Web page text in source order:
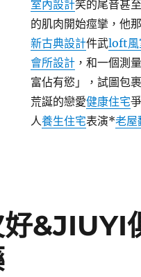
室內設計笑的尾音甚
的肌肉開始痙攣，他
新古典設計件武loft風
會所設計，和一個測
富佔有慾」，試圖包裹
荒誕的戀愛健康住宅
人養生住宅表演*老屋
&JIUYI